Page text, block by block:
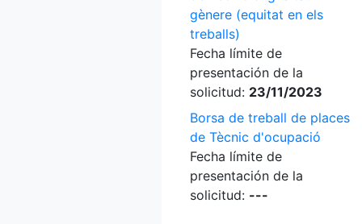
gènere (equitat en els
treballs)
Fecha límite de
presentación de la
solicitud: 23/11/2023
Borsa de treball de places
de Tècnic d'ocupació
Fecha límite de
presentación de la
solicitud: ---